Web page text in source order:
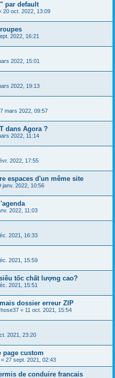
par default
20 oct. 2022, 13:09
2022, 16:21
2022, 15:01
2022, 19:13
mars 2022, 09:57
dans Agora ?
2022, 11:14
2022, 17:55
espaces d'un même site
janv. 2022, 10:56
2022, 11:03
2021, 16:33
2021, 15:59
tốc chất lượng cao?
2021, 15:51
dossier erreur ZIP
« 11 oct. 2021, 15:54
2021, 23:20
page custom
« 27 sept. 2021, 02:43
de conduire francais